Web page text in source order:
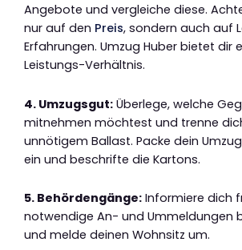
Angebote und vergleiche diese.
nur auf den Preis, sondern auch auf
Erfahrungen. Umzug Huber bietet dir
Leistungs-Verhältnis.
4. Umzugsgut: Überlege, welche
mitnehmen möchtest und trenne
unnötigem Ballast. Packe dein
ein und beschrifte die Kartons.
5. Behördengänge: Informiere dich
notwendige An- und Ummeldungen
und melde deinen Wohnsitz um.